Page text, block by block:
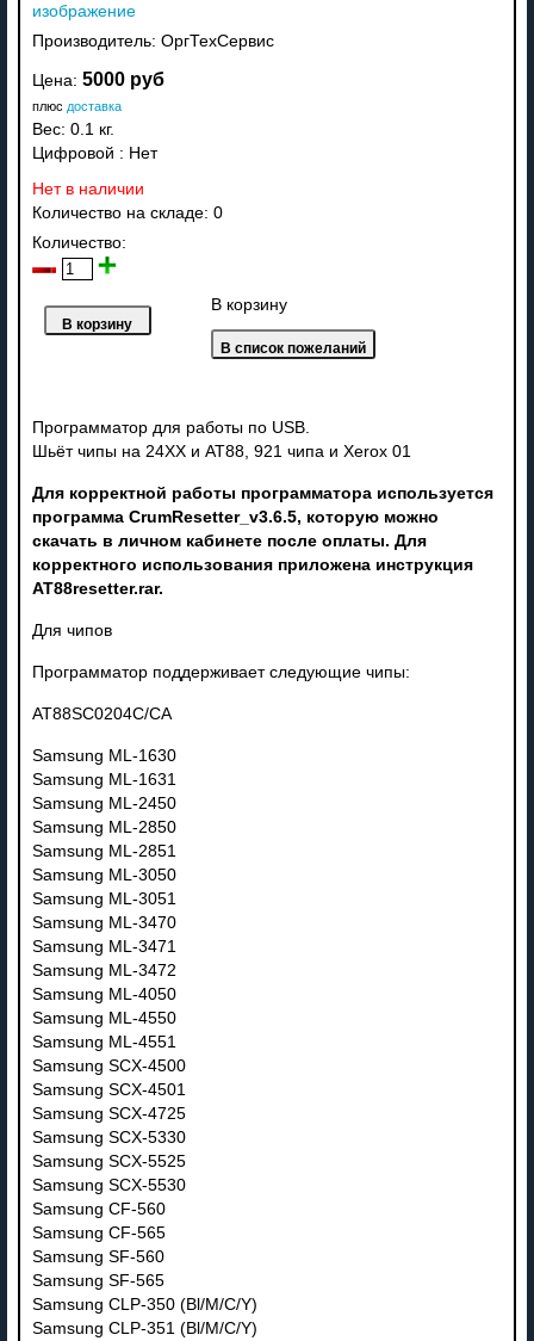
изображение
Производитель: ОргТехСервис
Цена: 5000 руб
плюс доставка
Вес: 0.1 кг.
Цифровой : Нет
Нет в наличии
Количество на складе: 0
Количество:
В корзину
Программатор для работы по USB.
Шьёт чипы на 24XX и АТ88, 921 чипа и Xerox 01
Для корректной работы программатора используется
программа CrumResetter_v3.6.5, которую можно
скачать в личном кабинете после оплаты. Для
корректного использования приложена инструкция
AT88resetter.rar.
Для чипов
Программатор поддерживает следующие чипы:
AT88SC0204C/CA
Samsung ML-1630
Samsung ML-1631
Samsung ML-2450
Samsung ML-2850
Samsung ML-2851
Samsung ML-3050
Samsung ML-3051
Samsung ML-3470
Samsung ML-3471
Samsung ML-3472
Samsung ML-4050
Samsung ML-4550
Samsung ML-4551
Samsung SCX-4500
Samsung SCX-4501
Samsung SCX-4725
Samsung SCX-5330
Samsung SCX-5525
Samsung SCX-5530
Samsung CF-560
Samsung CF-565
Samsung SF-560
Samsung SF-565
Samsung CLP-350 (Bl/M/C/Y)
Samsung CLP-351 (Bl/M/C/Y)